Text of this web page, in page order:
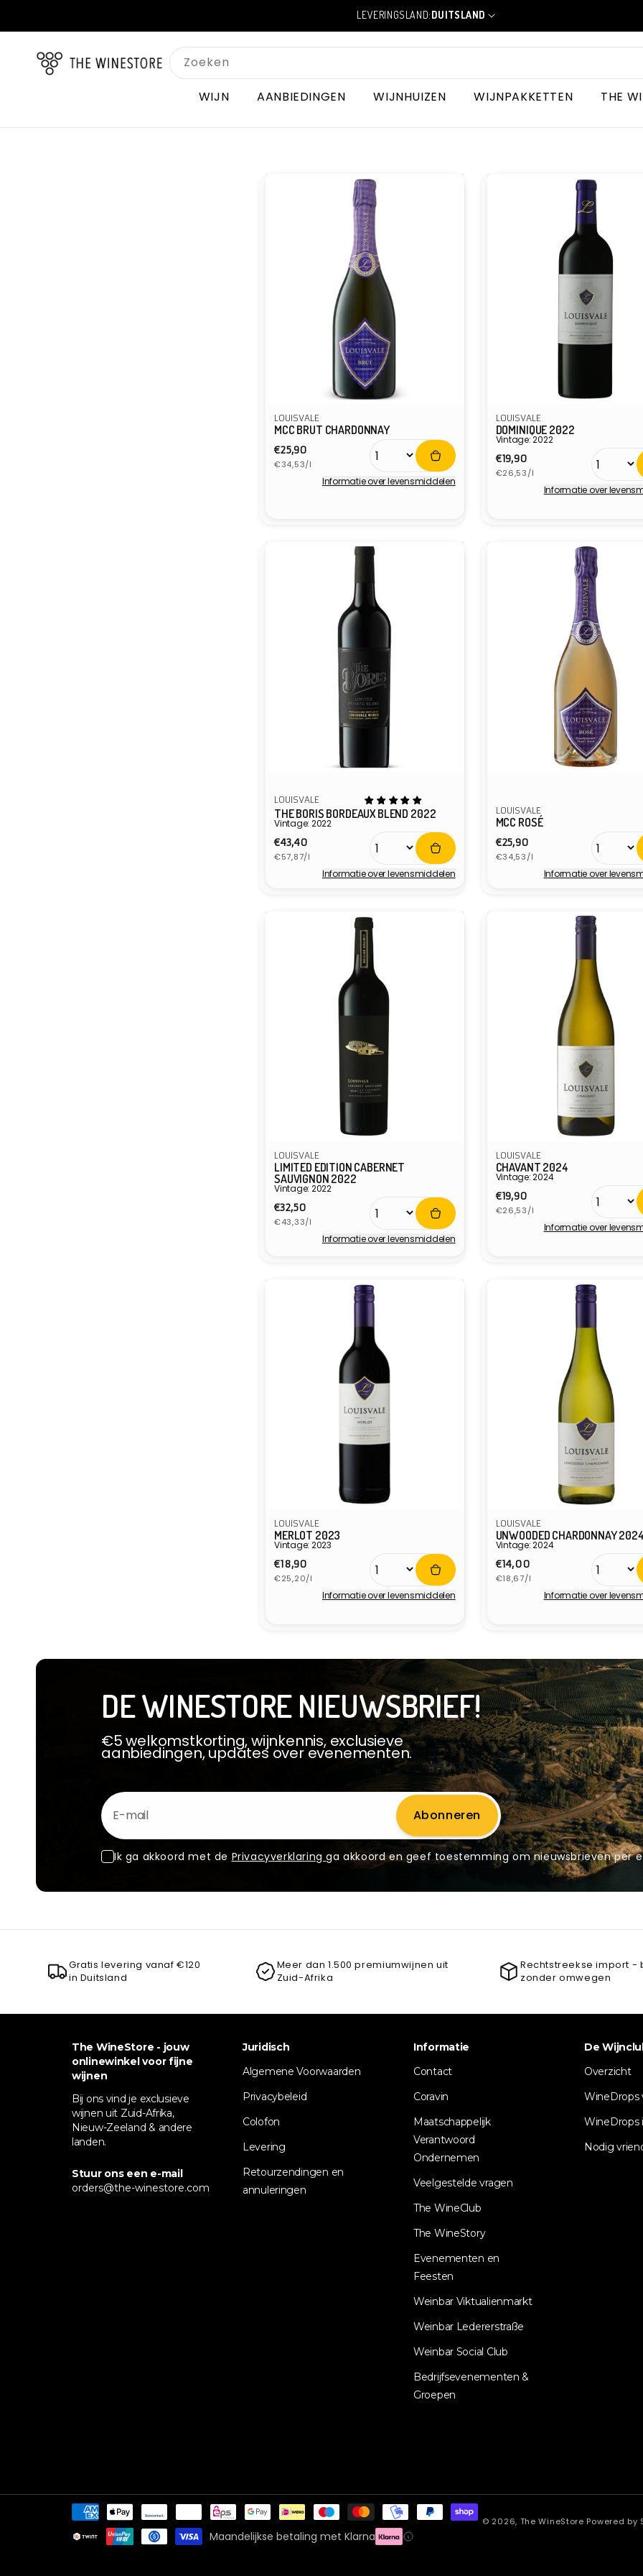
content
LEVERINGSLAND:
L
a
n
/
DUITSLAND
Zoeken
WIJN AANBIEDINGEN WIJNHUIZEN WIJNPAKKETTEN THE
LOUISVALE
MCC BRUT CHARDONNAY
Normale
prijs
€25,90
Eenheidsprijs
€34,53/l
Informatie over levensmiddelen
LOUISVALE
DOMINIQUE 2022
Vintage: 2022
Normale
prijs
€19,90
Eenheidsprijs
€26,53/l
Informatie over
LOUISVALE
THE BORIS BORDEAUX BLEND 2022
Vintage: 2022
Normale
prijs
€43,40
Eenheidsprijs
€57,87/l
Informatie over levensmiddelen
LOUISVALE
MCC ROSÉ
Normale
prijs
€25,90
Eenheidsprijs
€34,53/l
Informatie over
LOUISVALE
LIMITED EDITION CABERNET
SAUVIGNON 2022
Vintage: 2022
Normale
prijs
€32,50
Eenheidsprijs
€43,33/l
Informatie over levensmiddelen
LOUISVALE
CHAVANT 2024
Vintage: 2024
Normale
prijs
€19,90
Eenheidsprijs
€26,53/l
Informatie over
LOUISVALE
MERLOT 2023
Vintage: 2023
Normale
prijs
€18,90
Eenheidsprijs
€25,20/l
Informatie over levensmiddelen
LOUISVALE
UNWOODED CHARDONNAY 2024
Vintage: 2024
Normale
prijs
€14,00
Eenheidsprijs
€18,67/l
Informatie over
DE WINESTORE NIEUWSBRIEF!
€5 welkomstkorting, wijnkennis, exclusieve
aanbiedingen, updates over evenementen.
E-mail
Abonneren
Ik ga akkoord met de Privacyverklaringga akkoord en geef toestemming om nieuwsbrieven per
Gratis levering vanaf €120
in Duitsland
Meer dan 1.500 premiumwijnen uit
Zuid-Afrika
Rechtstreekse import -
zonder omwegen
The WineStore - jouw
onlinewinkel voor fijne
wijnen
Bij ons vind je exclusieve
wijnen uit Zuid-Afrika,
Nieuw-Zeeland & andere
landen.
Stuur ons een e-mail
orders@the-winestore.com
Juridisch
Algemene Voorwaarden
Privacybeleid
Colofon
Levering
Retourzendingen en
annuleringen
Informatie
Contact
Coravin
Maatschappelijk
Verantwoord
Ondernemen
Veelgestelde vragen
The WineClub
The WineStory
Evenementen en
Feesten
Weinbar Viktualienmarkt
Weinbar Ledererstraße
Weinbar Social Club
Bedrijfsevenementen &
Groepen
De
Overzicht
WineDrops
WineDrops
Nodig
Betaalmethoden
Maandelijkse betaling met Klarna
© 2026, The WineStore Powered by